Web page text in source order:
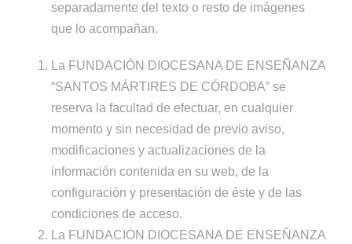
separadamente del texto o resto de imágenes
que lo acompañan.
La FUNDACIÓN DIOCESANA DE ENSEÑANZA
“SANTOS MÁRTIRES DE CÓRDOBA” se
reserva la facultad de efectuar, en cualquier
momento y sin necesidad de previo aviso,
modificaciones y actualizaciones de la
información contenida en su web, de la
configuración y presentación de éste y de las
condiciones de acceso.
La FUNDACIÓN DIOCESANA DE ENSEÑANZA